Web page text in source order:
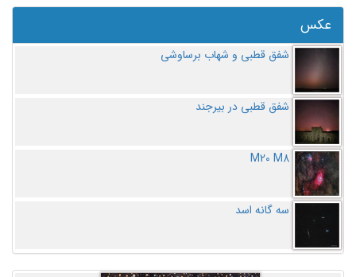
عکس
شفق قطبی و شهاب برساوشی
شفق قطبی در بیرجند
M20 M8
سه گانه اسد